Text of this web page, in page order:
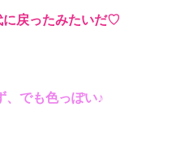
に戻ったみたいだ♡
、でも色っぽい♪